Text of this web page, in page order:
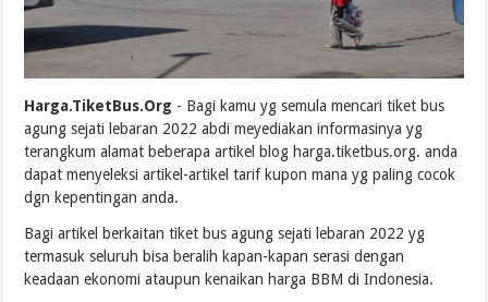
Harga.TiketBus.Org - Bagi kamu yg semula mencari tiket bus
agung sejati lebaran 2022 abdi meyediakan informasinya yg
terangkum alamat beberapa artikel blog harga.tiketbus.org. anda
dapat menyeleksi artikel-artikel tarif kupon mana yg paling cocok
dgn kepentingan anda.
Bagi artikel berkaitan tiket bus agung sejati lebaran 2022 yg
termasuk seluruh bisa beralih kapan-kapan serasi dengan
keadaan ekonomi ataupun kenaikan harga BBM di Indonesia.